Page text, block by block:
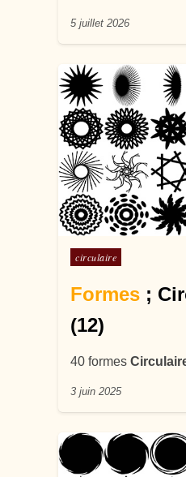
5 juillet 2026
Posté dans
circulaire
Formes ;
(12)
40 formes
3 juin 2025